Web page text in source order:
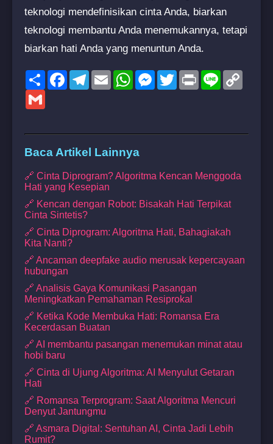
teknologi mendefinisikan cinta Anda, biarkan
teknologi membantu Anda menemukannya, tetapi
biarkan hati Anda yang menuntun Anda.
ShareFacebookTelegram
EmailWhatsAppMessenger
TwitterPrint Line
Baca Artikel Lainnya
🔗 Cinta Diprogram? Algoritma Kencan Menggoda
Hati yang Kesepian
🔗 Kencan dengan Robot: Bisakah Hati Terpikat
Cinta Sintetis?
🔗 Cinta Diprogram: Algoritma Hati, Bahagiakah
Kita Nanti?
🔗 Ancaman deepfake audio merusak kepercayaan
hubungan
🔗 Analisis Gaya Komunikasi Pasangan
Meningkatkan Pemahaman Resiprokal
🔗 Ketika Kode Membuka Hati: Romansa Era
Kecerdasan Buatan
🔗 AI membantu pasangan menemukan minat atau
hobi baru
🔗 Cinta di Ujung Algoritma: AI Menyulut Getaran
Hati
🔗 Romansa Terprogram: Saat Algoritma Mencuri
Denyut Jantungmu
🔗 Asmara Digital: Sentuhan AI, Cinta Jadi Lebih
Rumit?